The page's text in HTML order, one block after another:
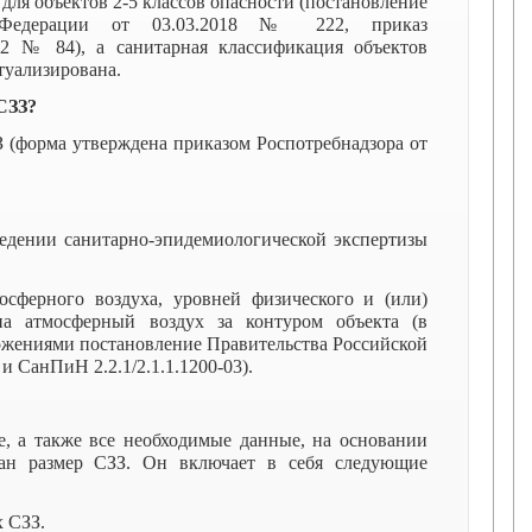
Федерации от 03.03.2018 № 222, приказ
№ 84), а санитарная классификация объектов
утверждена приказом Роспотребнадзора от
санитарно-эпидемиологической экспертизы
воздуха, уровней физического и (или)
атмосферный воздух за контуром объекта (в
постановление Правительства Российской
СанПиН 2.2.1/2.1.1.1200-03).
а также все необходимые данные, на основании
размер СЗЗ. Он включает в себя следующие
СЗЗ.